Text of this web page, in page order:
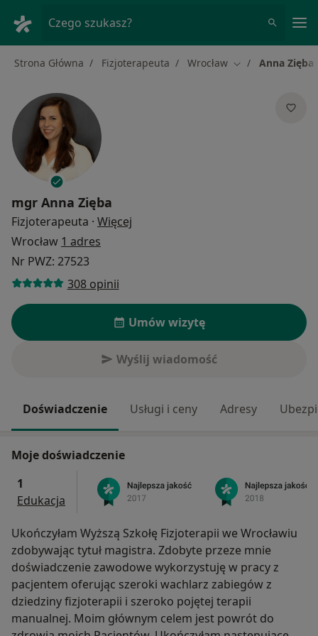
Czego szukasz?
Strona Główna Fizjoterapeuta Wrocław Zmień miasto
Anna Zięba
mgr Anna Zięba
Fizjoterapeuta · Więcej
Wrocław 1 adres
Nr PWZ: 27523
308 opinii
Umów wizytę
Wyślij wiadomość
Doświadczenie Usługi i ceny Adresy
Moje doświadczenie
1
Edukacja
Ukończyłam Wyższą Szkołę Fizjoterapii we Wrocławiu
zdobywając tytuł magistra. Zdobyte przeze mnie
doświadczenie zawodowe wykorzystuję w pracy z
pacjentem oferując szeroki wachlarz zabiegów z
dziedziny fizjoterapii i szeroko pojętej terapii
manualnej. Moim głównym celem jest powrót do